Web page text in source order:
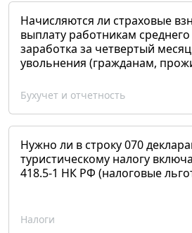
Начисляются ли страховые
выплату работникам
заработка за четвертый
увольнения (гражданам,
Бухучет и отчетность
Нужно ли в строку 070
туристическому налогу
418.5-1 НК РФ (налоговые
Налоги